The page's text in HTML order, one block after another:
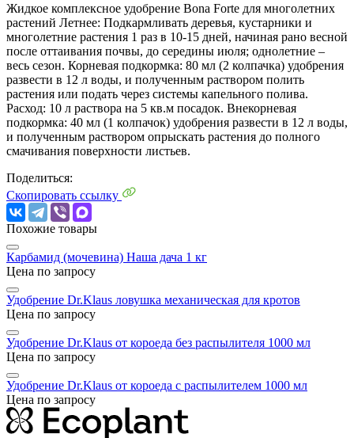
Жидкое комплексное удобрение Bona Forte для многолетних
растений Летнее: Подкармливать деревья, кустарники и
многолетние растения 1 раз в 10-15 дней, начиная рано весной
после оттаивания почвы, до середины июля; однолетние –
весь сезон. Корневая подкормка: 80 мл (2 колпачка) удобрения
развести в 12 л воды, и полученным раствором полить
растения или подать через системы капельного полива.
Расход: 10 л раствора на 5 кв.м посадок. Внекорневая
подкормка: 40 мл (1 колпачок) удобрения развести в 12 л воды,
и полученным раствором опрыскать растения до полного
смачивания поверхности листьев.
Поделиться:
Скопировать ссылку
Похожие товары
Карбамид (мочевина) Наша дача 1 кг
Цена по запросу
Удобрение Dr.Klaus ловушка механическая для кротов
Цена по запросу
Удобрение Dr.Klaus от короеда без распылителя 1000 мл
Цена по запросу
Удобрение Dr.Klaus от короеда с распылителем 1000 мл
Цена по запросу